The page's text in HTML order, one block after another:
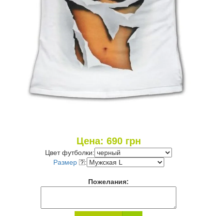
Цена: 690грн
Цвет футболки:
Размер
:
Пожелания: